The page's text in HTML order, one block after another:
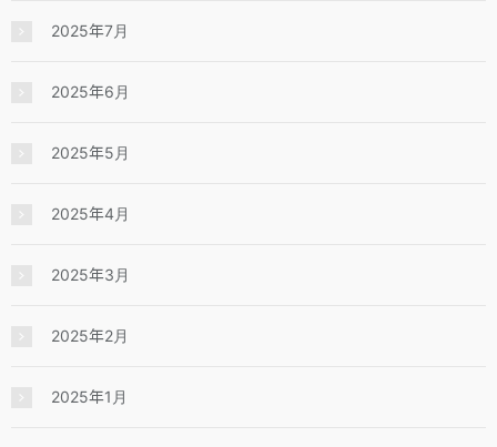
2025年7月
2025年6月
2025年5月
2025年4月
2025年3月
2025年2月
2025年1月